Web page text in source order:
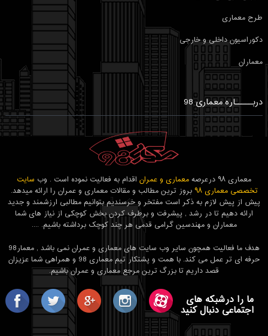
طرح معماری
دکوراسیون داخلی و خارجی
معماران
دربـــــاره معماری 98
معماری ۹۸ درعرصه معماری و عمران اقدام به فعالیت نموده است . وب سایت
تخصصی معماری ۹۸
بروز ترین مطالب و مقالات معماری و عمران را ارائه میدهد.
پیش از پیش لازم به ذکر است مفتخر و خرسندیم بتوانیم مطالبی ارزشمند و جدید
ارائه دهیم تا در رشد , پیشرفت و برطرف کردن بخش کوچکی از نیاز های شما
معماران و مهندسین گرامی قدمی هر چند کوچک برداشته باشیم. ....
هدف ما فعالیت همچون سایر وب سایت های معماری و عمران نمی باشد , معمار98
حرفه ای تر عمل می کند. با همت و پشتکار تیم معماری 98 و همراهی شما عزیزان
قصد داریم تا بزرگ ترین مرجع معماری و عمران باشیم.
ما را درشبکه های
اجتماعی دنبال کنید